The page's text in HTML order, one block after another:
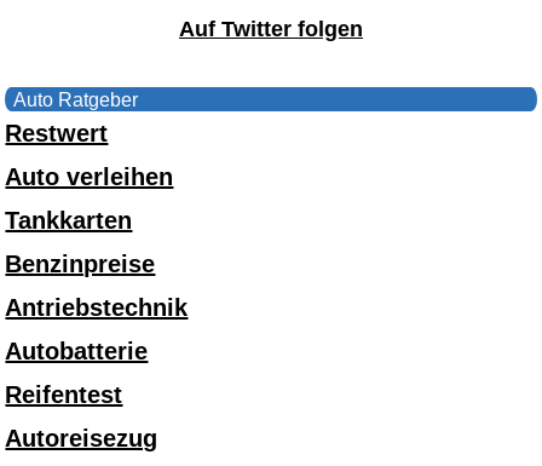
Auf Twitter folgen
Auto Ratgeber
Restwert
Auto verleihen
Tankkarten
Benzinpreise
Antriebstechnik
Autobatterie
Reifentest
Autoreisezug